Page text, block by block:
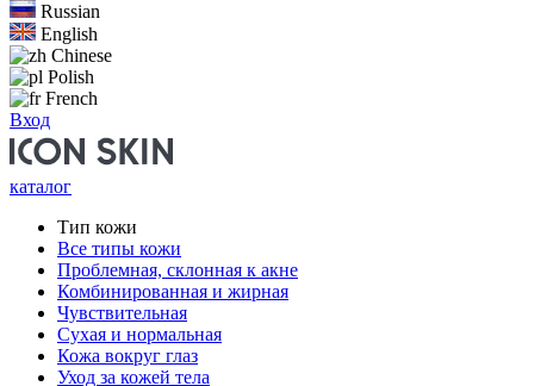
Russian
English
Chinese
Polish
French
Вход
каталог
Тип кожи
Все типы кожи
Проблемная, склонная к акне
Комбинированная и жирная
Чувствительная
Сухая и нормальная
Кожа вокруг глаз
Уход за кожей тела